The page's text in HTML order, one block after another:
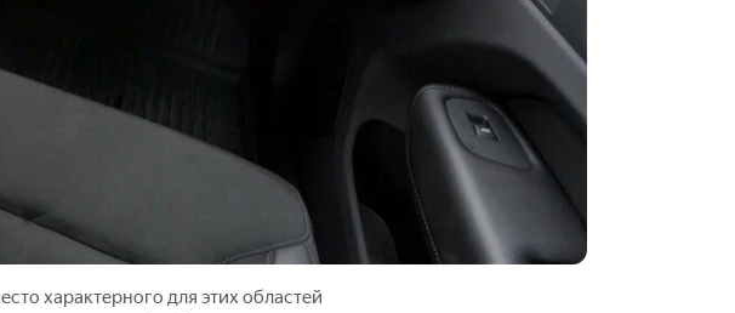
характерного для этих областей